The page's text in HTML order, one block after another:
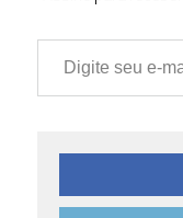
Digite seu e-mail…